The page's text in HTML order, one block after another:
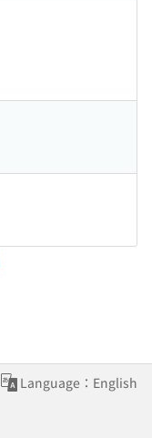
Language：English